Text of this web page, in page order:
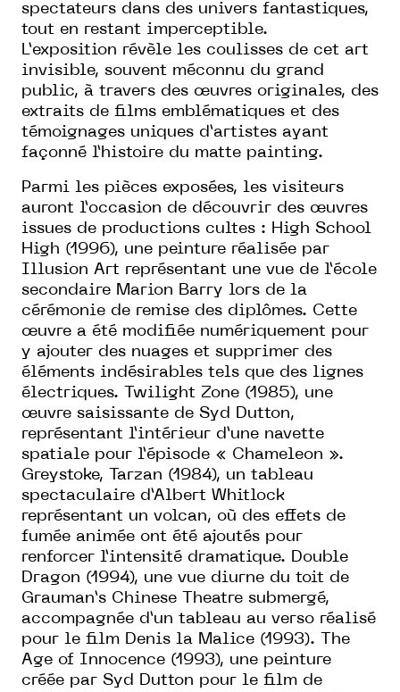
spectateurs dans des univers fantastiques,
tout en restant imperceptible.
L’exposition révèle les coulisses de cet art
invisible, souvent méconnu du grand
public, à travers des œuvres originales, des
extraits de films emblématiques et des
témoignages uniques d’artistes ayant
façonné l’histoire du matte painting.
Parmi les pièces exposées, les visiteurs
auront l’occasion de découvrir des œuvres
issues de productions cultes : High School
High (1996), une peinture réalisée par
Illusion Art représentant une vue de l’école
secondaire Marion Barry lors de la
cérémonie de remise des diplômes. Cette
œuvre a été modifiée numériquement pour
y ajouter des nuages et supprimer des
éléments indésirables tels que des lignes
électriques. Twilight Zone (1985), une
œuvre saisissante de Syd Dutton,
représentant l’intérieur d’une navette
spatiale pour l’épisode « Chameleon ».
Greystoke, Tarzan (1984), un tableau
spectaculaire d’Albert Whitlock
représentant un volcan, où des effets de
fumée animée ont été ajoutés pour
renforcer l’intensité dramatique. Double
Dragon (1994), une vue diurne du toit de
Grauman’s Chinese Theatre submergé,
accompagnée d’un tableau au verso réalisé
pour le film Denis la Malice (1993). The
Age of Innocence (1993), une peinture
créée par Syd Dutton pour le film de